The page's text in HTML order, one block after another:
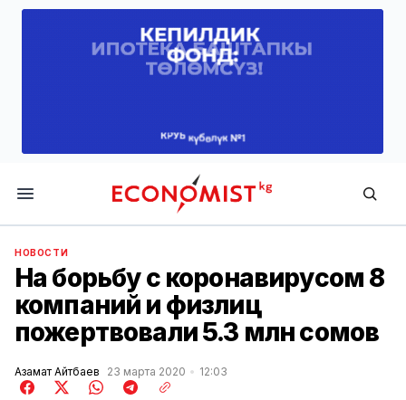
Economist.kg
НОВОСТИ
На борьбу с коронавирусом 8
компаний и физлиц
пожертвовали 5.3 млн сомов
Азамат Айтбаев 23 марта 2020 12:03